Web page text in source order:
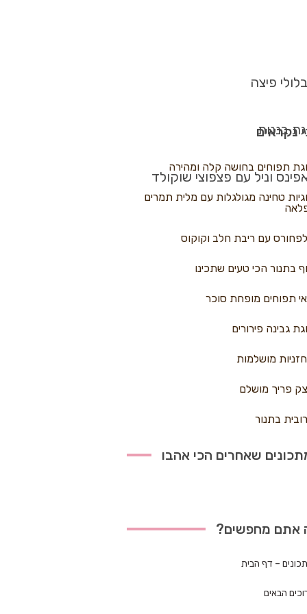
פיצה
בננות
וניל עם פצפוצי שוקולד
נקראים
תפוחים בחושה קלה ומהירה
טחינה מגולגלות עם מלית תמרים
עם ריבת חלב וקוקוס
בתנור הכי טעים שתכינו
תפוחים מופחת סוכר
גבינה פירורים
מושלמות
פריך מושלם
בתנור
שאחרים הכי אהבו
אתם מחפשים?
– דף הבית
הבאים